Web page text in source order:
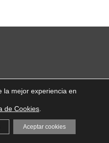
la mejor experiencia en
de Cookies
Aceptar cookies